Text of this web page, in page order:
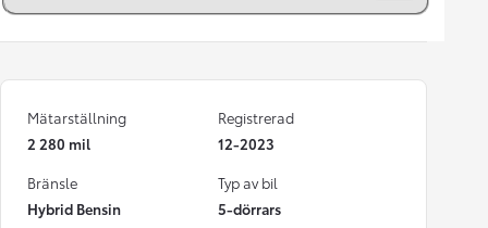
Mätarställning
2 280 mil
Registrerad
12-2023
Bränsle
Hybrid Bensin
Typ av bil
5-dörrars